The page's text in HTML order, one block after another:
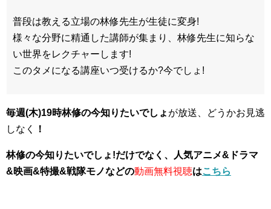
普段は教える立場の林修先生が生徒に変身!
様々な分野に精通した講師が集まり、林修先生に知らな
い世界をレクチャーします!
このタメになる講座いつ受けるか?今でしょ!
毎週(木)19時林修の今知りたいでしょ が放送、どうかお見逃
しなく
！
林修の今知りたいでしょ!だけでなく、人気アニメ&ドラマ
&映画&特撮&戦隊モノなどの動画無料視聴はこちら